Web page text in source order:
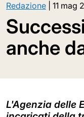
Redazione 11 mag
anche
L'Agenzia delle